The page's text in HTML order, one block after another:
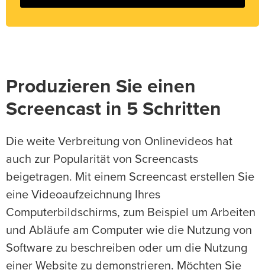
Produzieren Sie einen
Screencast in 5 Schritten
Die weite Verbreitung von Onlinevideos hat
auch zur Popularität von Screencasts
beigetragen. Mit einem Screencast erstellen Sie
eine Videoaufzeichnung Ihres
Computerbildschirms, zum Beispiel um Arbeiten
und Abläufe am Computer wie die Nutzung von
Software zu beschreiben oder um die Nutzung
einer Website zu demonstrieren. Möchten Sie